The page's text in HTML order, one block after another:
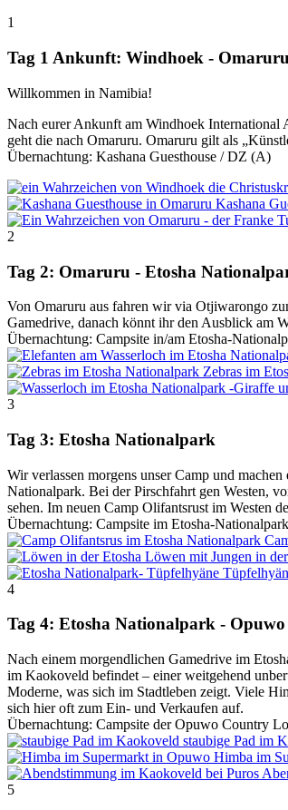
1
Tag 1 Ankunft: Windhoek - Omaruru
Willkommen in Namibia!
Nach eurer Ankunft am Windhoek International
geht die nach Omaruru. Omaruru gilt als
Übernachtung: Kashana Guesthouse / DZ (A)
Kashana
2
Tag 2: Omaruru - Etosha
Von Omaruru aus fahren wir via Otjiwarongo
Gamedrive, danach könnt ihr den Ausblick am
Übernachtung: Campsite in/am Etosha-
Zebras im
3
Tag 3: Etosha Nationalpark
Wir verlassen morgens unser Camp und
Nationalpark. Bei der Pirschfahrt gen Westen,
sehen. Im neuen Camp Olifantsrust im Westen
Übernachtung: Campsite im Etosha-
Löwen mit Jungen in
4
Tag 4: Etosha Nationalpark - Opuwo
Nach einem morgendlichen Gamedrive im
im Kaokoveld befindet – einer weitgehend
Moderne, was sich im Stadtleben zeigt. Viele
sich hier oft zum Ein- und Verkaufen auf.
Übernachtung: Campsite der Opuwo Country
staubige Pad im
Himba im
5